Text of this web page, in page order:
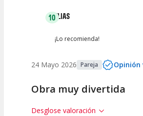
10ELIAS
¡Lo recomienda!
24 Mayo 2026 Pareja Opinión
Obra muy divertida
Desglose valoración